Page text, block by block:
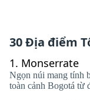
30 Địa điểm
1. Monserrate
Ngọn núi mang tính
toàn cảnh Bogotá từ